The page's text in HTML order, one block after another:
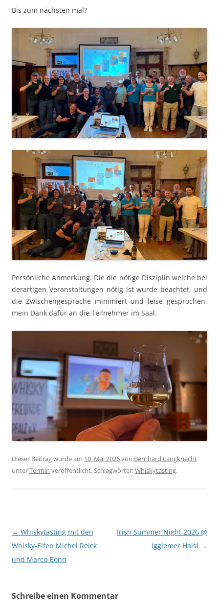
Bis zum näch­sten mal?
Per­sön­liche Anmerkung: Die die nötige Diszi­plin welche bei
der­ar­ti­gen Ver­anstal­tun­gen nötig ist wurde beachtet, und
die Zwis­chenge­spräche min­imiert und leise gesprochen,
mein Dank dafür an die Teil­nehmer im Saal.
Dieser Beitrag wurde am 10. Mai 2026von Bernhard Langknecht
unterTermin veröffentlicht. Schlagwörter:Whiskytasting.
Beitragsnavigation
← Whiskytasting mit den
Whisky-Elfen Michel Reick
und Marco Bonn
Irish Summer Night 2026 @
Igglemer Haisl →
Schreibe einen Kommentar